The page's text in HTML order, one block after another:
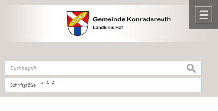
,zur Navigationoderzur Startseitespringen.
Schriftgröße A A A
suchen